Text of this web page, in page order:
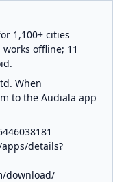
1,100+ cities
offline; 11
When
to the Audiala app
details?
download/